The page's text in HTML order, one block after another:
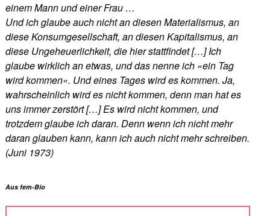
einem Mann und einer Frau …
Und ich glaube auch nicht an diesen Materialismus, an
diese Konsumgesellschaft, an diesen Kapitalismus, an
diese Ungeheuerlichkeit, die hier stattfindet […] Ich
glaube wirklich an etwas, und das nenne ich »ein Tag
wird kommen«. Und eines Tages wird es kommen. Ja,
wahrscheinlich wird es nicht kommen, denn man hat es
uns immer zerstört […] Es wird nicht kommen, und
trotzdem glaube ich daran. Denn wenn ich nicht mehr
daran glauben kann, kann ich auch nicht mehr schreiben.
(Juni 1973)
Aus fem-Bio